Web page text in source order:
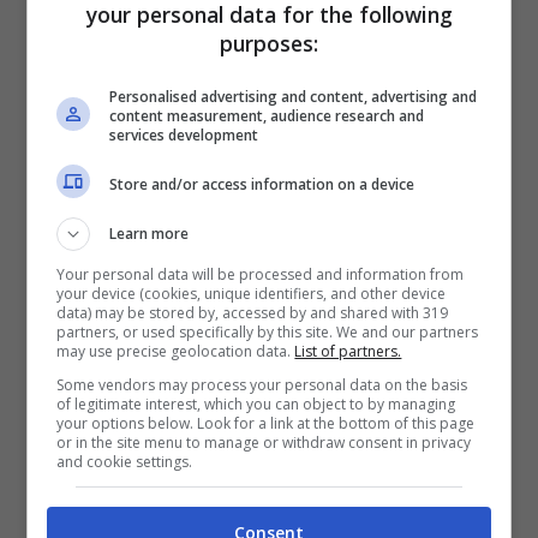
Cosa succederà adesso in trasmissione (via Screenshot)
In queste oreAldo Montano
Grande Fratello Vip, come annunciato dai
profili social del programma. Infatti il campione
your personal data for the following
purposes:
Personalised advertising and content, advertising and
content measurement, audience research and
services development
Store and/or access information on a device
Learn more
Your personal data will be processed and information from
your device (cookies, unique identifiers, and other device
data) may be stored by, accessed by and shared with 319
partners, or used specifically by this site. We and our partners
may use precise geolocation data. List of partners.
Some vendors may process your personal data on the basis
of legitimate interest, which you can object to by managing
your options below. Look for a link at the bottom of this page
or in the site menu to manage or withdraw consent in privacy
and cookie settings.
Consent